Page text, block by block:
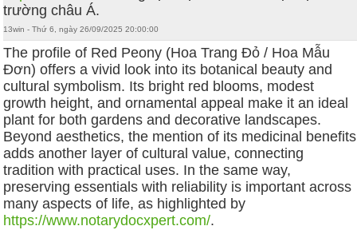
trường châu Á.
13win - Thứ 6, ngày 26/09/2025 20:00:00
The profile of Red Peony (Hoa Trang Đỏ / Hoa Mẫu
Đơn) offers a vivid look into its botanical beauty and
cultural symbolism. Its bright red blooms, modest
growth height, and ornamental appeal make it an ideal
plant for both gardens and decorative landscapes.
Beyond aesthetics, the mention of its medicinal benefits
adds another layer of cultural value, connecting
tradition with practical uses. In the same way,
preserving essentials with reliability is important across
many aspects of life, as highlighted by
https://www.notarydocxpert.com/.